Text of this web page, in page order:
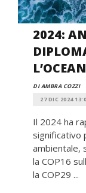
2024:
DI AMBRA COZZI
27 DIC 2024
Il 2024 ha
significativo
ambientale,
la COP16
la COP29 ...